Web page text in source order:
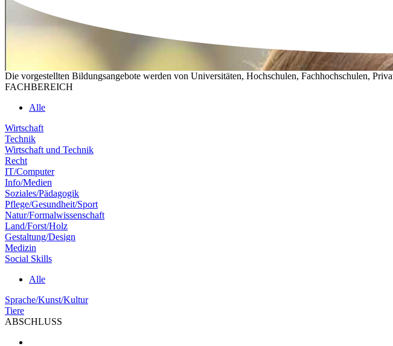
Die vorgestellten Bildungsangebote werden von Universitäten, Hochschulen, Fachhochschulen,
FACHBEREICH
Alle
Wirtschaft
Technik
Wirtschaft und Technik
Recht
IT/Computer
Info/Medien
Soziales/Pädagogik
Pflege/Gesundheit/Sport
Natur/Formalwissenschaft
Land/Forst/Holz
Gestaltung/Design
Medizin
Social Skills
Alle
Sprache/Kunst/Kultur
Tiere
ABSCHLUSS